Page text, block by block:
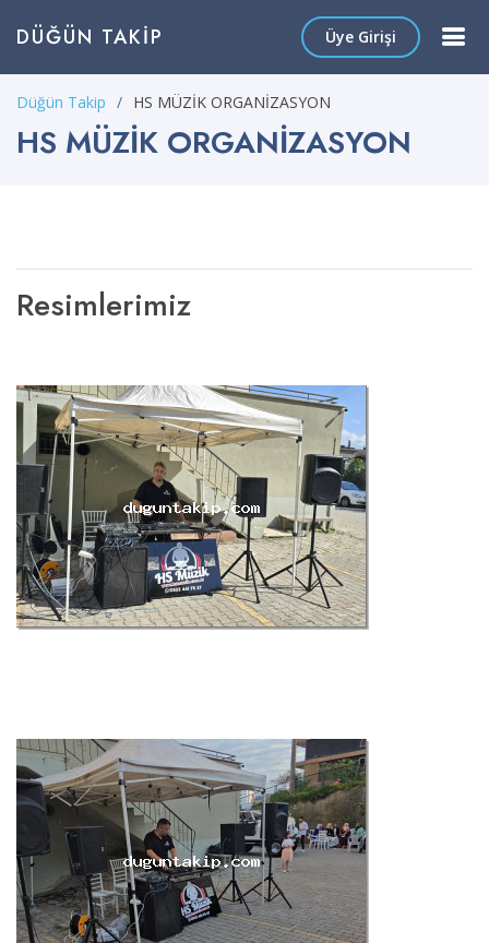
DÜĞÜN TAKIP Üye Girişi
Düğün Takip HS MÜZİK ORGANİZASYON
HS MÜZİK ORGANİZASYON
Resimlerimiz